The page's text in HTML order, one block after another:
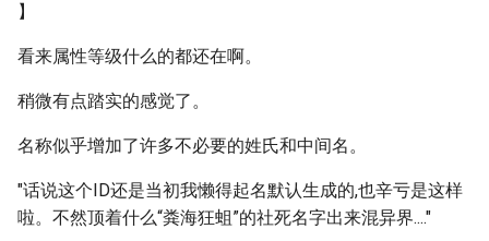
】
看来属性等级什么的都还在啊。
稍微有点踏实的感觉了。
名称似乎增加了许多不必要的姓氏和中间名。
"话说这个ID还是当初我懒得起名默认生成的,也辛亏是这样
啦。不然顶着什么“粪海狂蛆”的社死名字出来混异界...."